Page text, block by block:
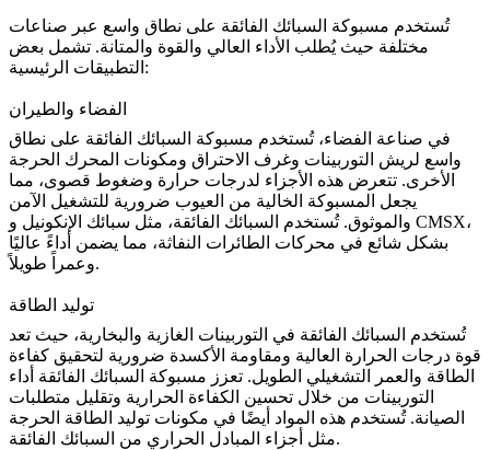
تُستخدم مسبوكة السبائك الفائقة على نطاق واسع عبر صناعات
مختلفة حيث يُطلب الأداء العالي والقوة والمتانة. تشمل بعض
التطبيقات الرئيسية:
الفضاء والطيران
في صناعة الفضاء، تُستخدم مسبوكة السبائك الفائقة على نطاق
واسع لريش التوربينات وغرف الاحتراق ومكونات المحرك الحرجة
الأخرى. تتعرض هذه الأجزاء لدرجات حرارة وضغوط قصوى، مما
يجعل المسبوكة الخالية من العيوب ضرورية للتشغيل الآمن
والموثوق. تُستخدم السبائك الفائقة، مثل سبائك الإنكونيل و CMSX،
بشكل شائع في محركات الطائرات النفاثة، مما يضمن أداءً عاليًا
وعمراً طويلاً.
توليد الطاقة
تُستخدم السبائك الفائقة في التوربينات الغازية والبخارية، حيث تعد
قوة درجات الحرارة العالية ومقاومة الأكسدة ضرورية لتحقيق كفاءة
الطاقة والعمر التشغيلي الطويل. تعزز مسبوكة السبائك الفائقة أداء
التوربينات من خلال تحسين الكفاءة الحرارية وتقليل متطلبات
الصيانة. تُستخدم هذه المواد أيضًا في مكونات توليد الطاقة الحرجة
مثل أجزاء المبادل الحراري من السبائك الفائقة .